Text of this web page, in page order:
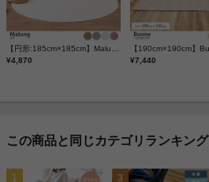
¥4,870
¥7,440
この商品と同じカテゴリランキング